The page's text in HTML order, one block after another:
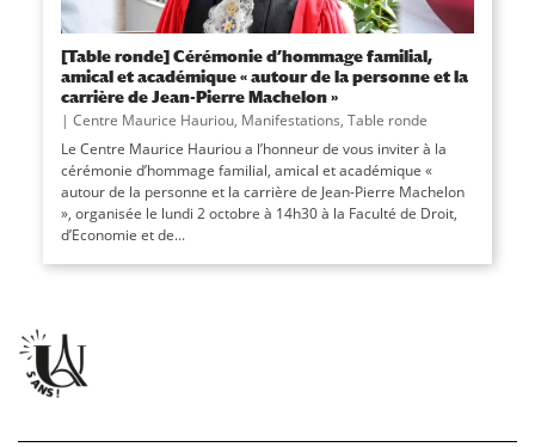
[Table ronde] Cérémonie d’hommage familial,
amical et académique « autour de la personne et la
carrière de Jean-Pierre Machelon »
| Centre Maurice Hauriou, Manifestations, Table ronde
Le Centre Maurice Hauriou a l’honneur de vous inviter à la
cérémonie d’hommage familial, amical et académique «
autour de la personne et la carrière de Jean-Pierre Machelon
», organisée le lundi 2 octobre à 14h30 à la Faculté de Droit,
d’Economie et de...